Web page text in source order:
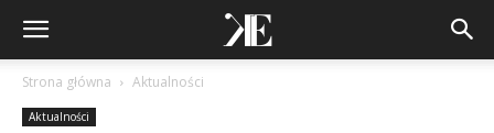
Strona główna Aktualności
Aktualności